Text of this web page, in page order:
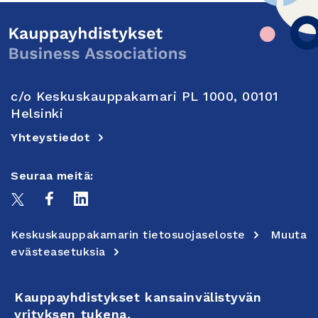
c/o Keskuskauppakamari PL 1000, 00101
Helsinki
Yhteystiedot
Seuraa meitä:
Keskuskauppakamarin tietosuojaseloste
Muuta
evästeasetuksia
Kauppayhdistykset kansainvälistyvän
yrityksen tukena.